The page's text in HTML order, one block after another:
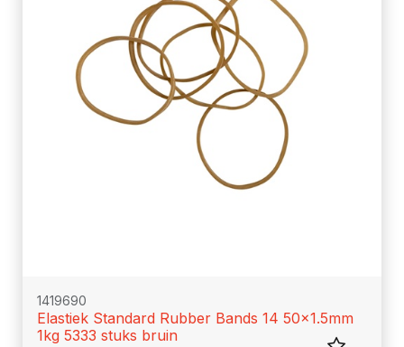
1419690
Elastiek Standard Rubber Bands 14 50x1.5mm
1kg 5333 stuks bruin